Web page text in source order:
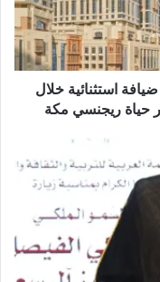
استثنائية خلال